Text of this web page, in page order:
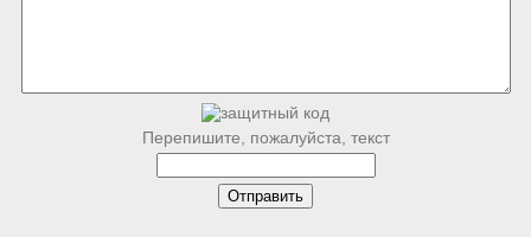
Перепишите, пожалуйста, текст